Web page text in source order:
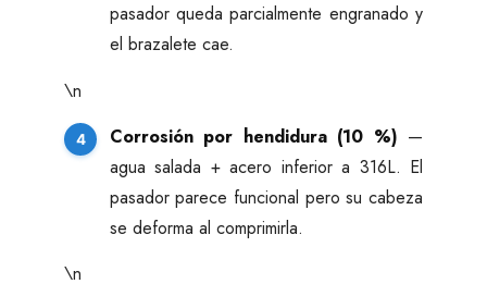
pasador queda parcialmente engranado y
el brazalete cae.
\n
Corrosión por hendidura (10 %) —
agua salada + acero inferior a 316L. El
pasador parece funcional pero su cabeza
se deforma al comprimirla.
\n